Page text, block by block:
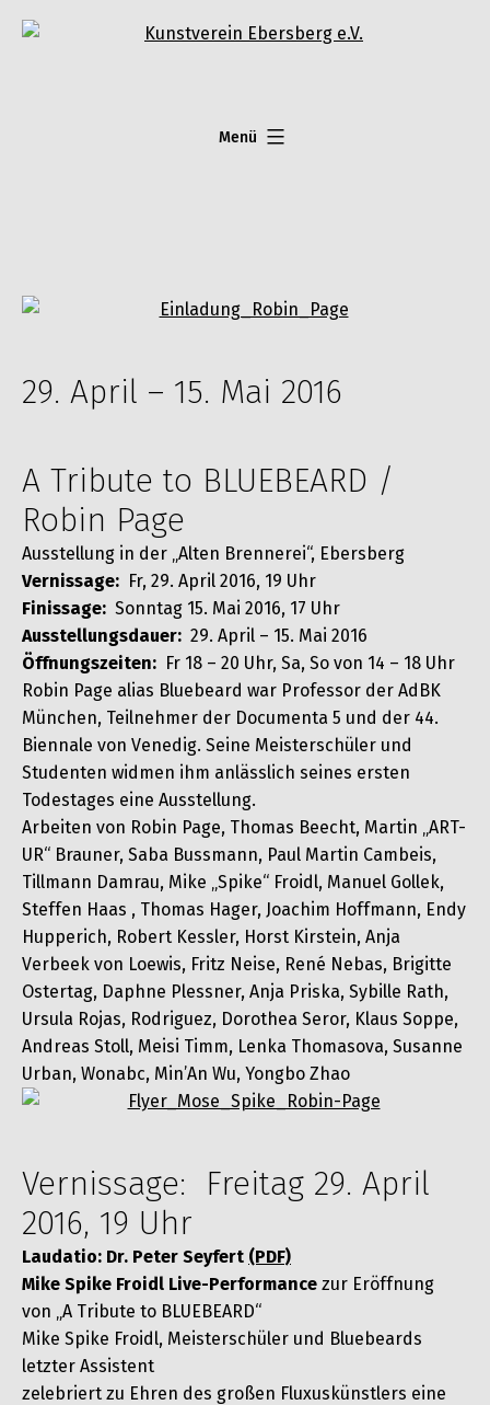
Inhalt
Menü
29. April – 15. Mai 2016
A Tribute to BLUEBEARD /
Robin Page
Ausstellung in der „Alten Brennerei“, Ebersberg
Vernissage: Fr, 29. April 2016, 19 Uhr
Finissage: Sonntag 15. Mai 2016, 17 Uhr
Ausstellungsdauer: 29. April – 15. Mai 2016
Öffnungszeiten: Fr 18 – 20 Uhr, Sa, So von 14 – 18 Uhr
Robin Page alias Bluebeard war Professor der AdBK
München, Teilnehmer der Documenta 5 und der 44.
Biennale von Venedig. Seine Meisterschüler und
Studenten widmen ihm anlässlich seines ersten
Todestages eine Ausstellung.
Arbeiten von Robin Page, Thomas Beecht, Martin „ART-
UR“ Brauner, Saba Bussmann, Paul Martin Cambeis,
Tillmann Damrau, Mike „Spike“ Froidl, Manuel Gollek,
Steffen Haas , Thomas Hager, Joachim Hoffmann, Endy
Hupperich, Robert Kessler, Horst Kirstein, Anja
Verbeek von Loewis, Fritz Neise, René Nebas, Brigitte
Ostertag, Daphne Plessner, Anja Priska, Sybille Rath,
Ursula Rojas, Rodriguez, Dorothea Seror, Klaus Soppe,
Andreas Stoll, Meisi Timm, Lenka Thomasova, Susanne
Urban, Wonabc, Min’An Wu, Yongbo Zhao
Vernissage: Freitag 29. April
2016, 19 Uhr
Laudatio: Dr. Peter Seyfert (PDF)
Mike Spike Froidl Live-Performance zur Eröffnung
von „A Tribute to BLUEBEARD“
Mike Spike Froidl, Meisterschüler und Bluebeards
letzter Assistent
zelebriert zu Ehren des großen Fluxuskünstlers eine